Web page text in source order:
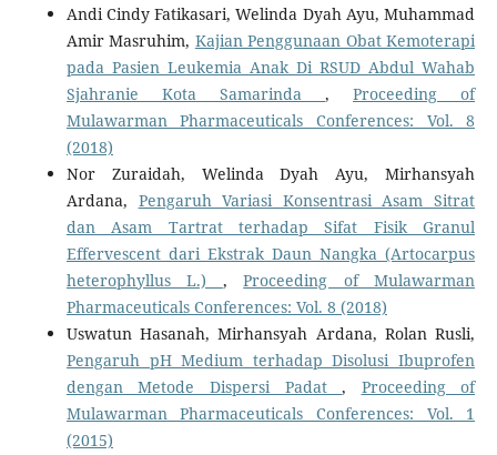
Andi Cindy Fatikasari, Welinda Dyah Ayu, Muhammad
Amir Masruhim, Kajian Penggunaan Obat Kemoterapi
pada Pasien Leukemia Anak Di RSUD Abdul Wahab
Sjahranie Kota Samarinda,Proceeding of
Mulawarman Pharmaceuticals Conferences: Vol. 8
(2018)
Nor Zuraidah, Welinda Dyah Ayu, Mirhansyah
Ardana, Pengaruh Variasi Konsentrasi Asam Sitrat
dan Asam Tartrat terhadap Sifat Fisik Granul
Effervescent dari Ekstrak Daun Nangka (Artocarpus
heterophyllus L.) ,Proceeding of Mulawarman
Pharmaceuticals Conferences: Vol. 8 (2018)
Uswatun Hasanah, Mirhansyah Ardana, Rolan Rusli,
Pengaruh pH Medium terhadap Disolusi Ibuprofen
dengan Metode Dispersi Padat, Proceeding of
Mulawarman Pharmaceuticals Conferences: Vol. 1
(2015)